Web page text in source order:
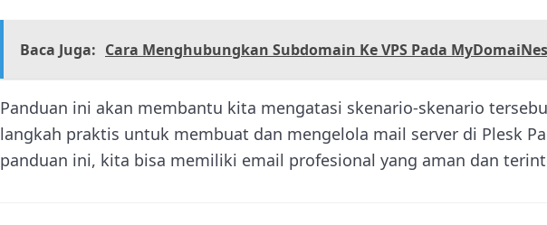
Baca Juga: Cara Menghubungkan Subdomain Ke VPS Pada
Panduan ini akan membantu kita mengatasi skenario-skenario
langkah praktis untuk membuat dan mengelola mail server di Plesk
panduan ini, kita bisa memiliki email profesional yang aman dan